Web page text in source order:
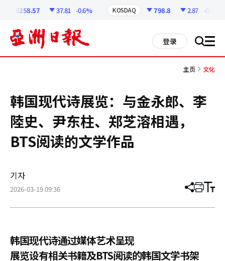
6258.57 37.81 -0.6% KOSDAQ 798.8 2.87 -0.36%
登录 搜 all
主页 文化
韩国现代诗展览：与金永郎、李
陸史、尹东柱、郑芝溶相遇，
BTS阅读的文学作品
기자
2026-03-19 09:36 分
章
打 调
小
韩国现代诗通过媒体艺术呈现
展览设有相关书籍及BTS阅读的韩国文学书架